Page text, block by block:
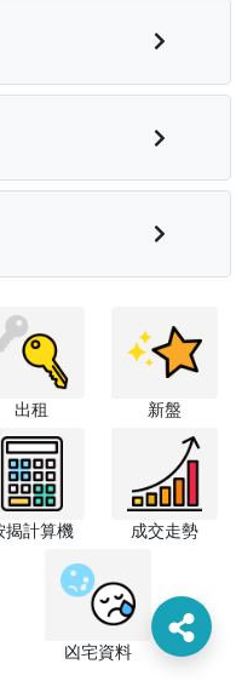
出租 新盤
揭計算機 成交走勢
凶宅資料